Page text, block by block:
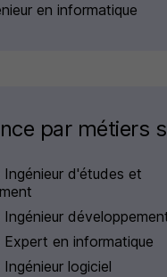
en informatique
par métiers
Ingénieur d'études et
Expert en informatique
logiciel